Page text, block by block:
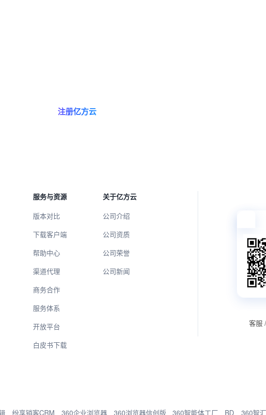
注册亿方云
服务与资源
版本对比
下载客户端
帮助中心
渠道代理
商务合作
服务体系
开放平台
白皮书下载
关于亿方云
公司介绍
公司资质
公司荣誉
公司新闻
客服
纷享销客CRM 360企业浏览器 360浏览器信创版 360智能体工厂 BD 360智